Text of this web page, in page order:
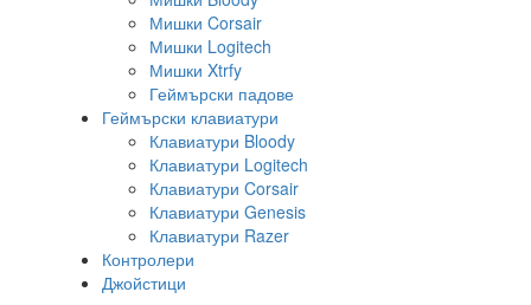
Мишки Corsair
Мишки Logitech
Мишки Xtrfy
Геймърски падове
Геймърски клавиатури
Клавиатури Bloody
Клавиатури Logitech
Клавиатури Corsair
Клавиатури Genesis
Клавиатури Razer
Контролери
Джойстици